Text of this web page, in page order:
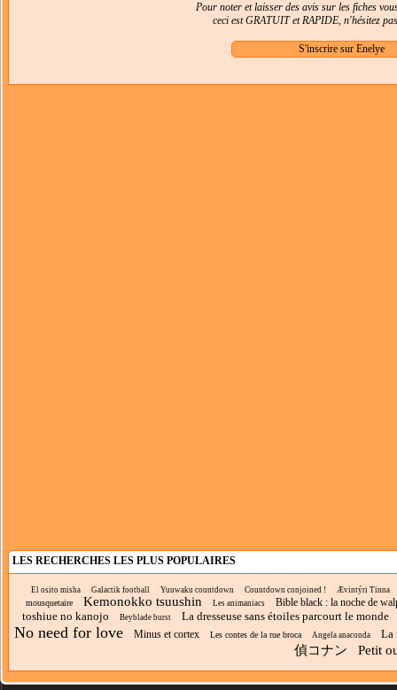
Pour noter et laisser des avis sur les fiches
ceci est GRATUIT et RAPIDE, n'hésitez
LES RECHERCHES LES PLUS POPULAIRES
El osito misha Galactik football Yuuwaku countdown Countdown conjoined ! Ævintýri Tinna
mousquetaire Kemonokko tsuushin Les animaniacs Bible black : la noche de
toshiue no kanojo Beyblade burst La dresseuse sans étoiles parcourt le monde
No need for love Minus et cortex Les contes de la rue broca Angela anaconda La
偵コナン Petit